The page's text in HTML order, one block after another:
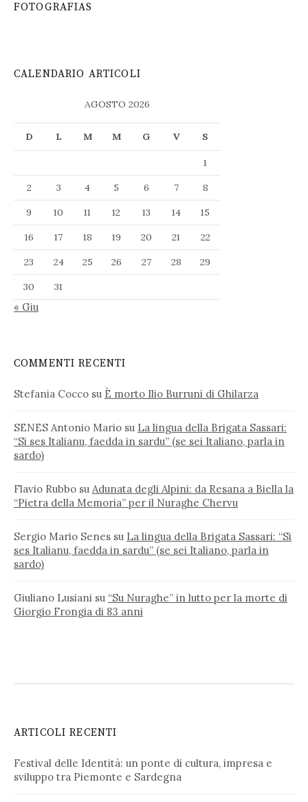
FOTOGRAFIAS
CALENDARIO ARTICOLI
AGOSTO 2026
D L M M G V S
1
2
3 4 5 6 7
8
9
10 11 12 13 14
15
16
17 18 19 20 21
22
23
24 25 26 27 28
29
30
31
« Giu
COMMENTI RECENTI
Stefania Cocco su È morto Ilio Burruni di Ghilarza
SENES Antonio Mario su La lingua della Brigata Sassari:
“Si ses Italianu, faedda in sardu” (se sei Italiano, parla in
sardo)
Flavio Rubbo su Adunata degli Alpini: da Resana a Biella la
“Pietra della Memoria” per il Nuraghe Chervu
Sergio Mario Senes su La lingua della Brigata Sassari: “Si
ses Italianu, faedda in sardu” (se sei Italiano, parla in
sardo)
Giuliano Lusiani su “Su Nuraghe” in lutto per la morte di
Giorgio Frongia di 83 anni
ARTICOLI RECENTI
Festival delle Identità: un ponte di cultura, impresa e
sviluppo tra Piemonte e Sardegna